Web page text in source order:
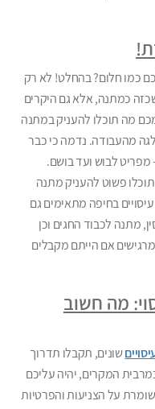
כמו חלום? בהחלט! לא רק
כמתנה, אלא גם היקרים
מה תוכלו להעניק במתנה
מהעבודה. נדמה כי כבר
לבוש ועד בושם.
פשוט להעניק מתנה
בחיפה מתאימים גם
מתנה לכבוד החגים וכן
אם הייתם מקבלים
מה חשוב
שונים, תקבלו תדרוך
המקרים, יהיה עליכם
על הצניעות והפרטיות